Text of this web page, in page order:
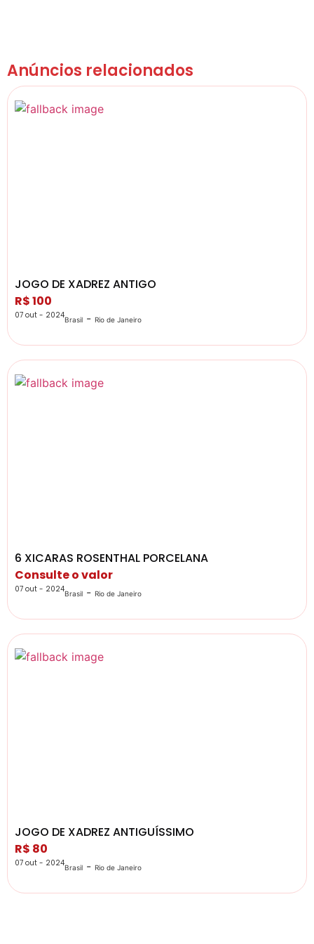
Anúncios relacionados
JOGO DE XADREZ ANTIGO
R$ 100
07 out - 2024Brasil - Rio de Janeiro
6 XICARAS ROSENTHAL PORCELANA
Consulte o valor
07 out - 2024Brasil - Rio de Janeiro
JOGO DE XADREZ ANTIGUÍSSIMO
R$ 80
07 out - 2024Brasil - Rio de Janeiro